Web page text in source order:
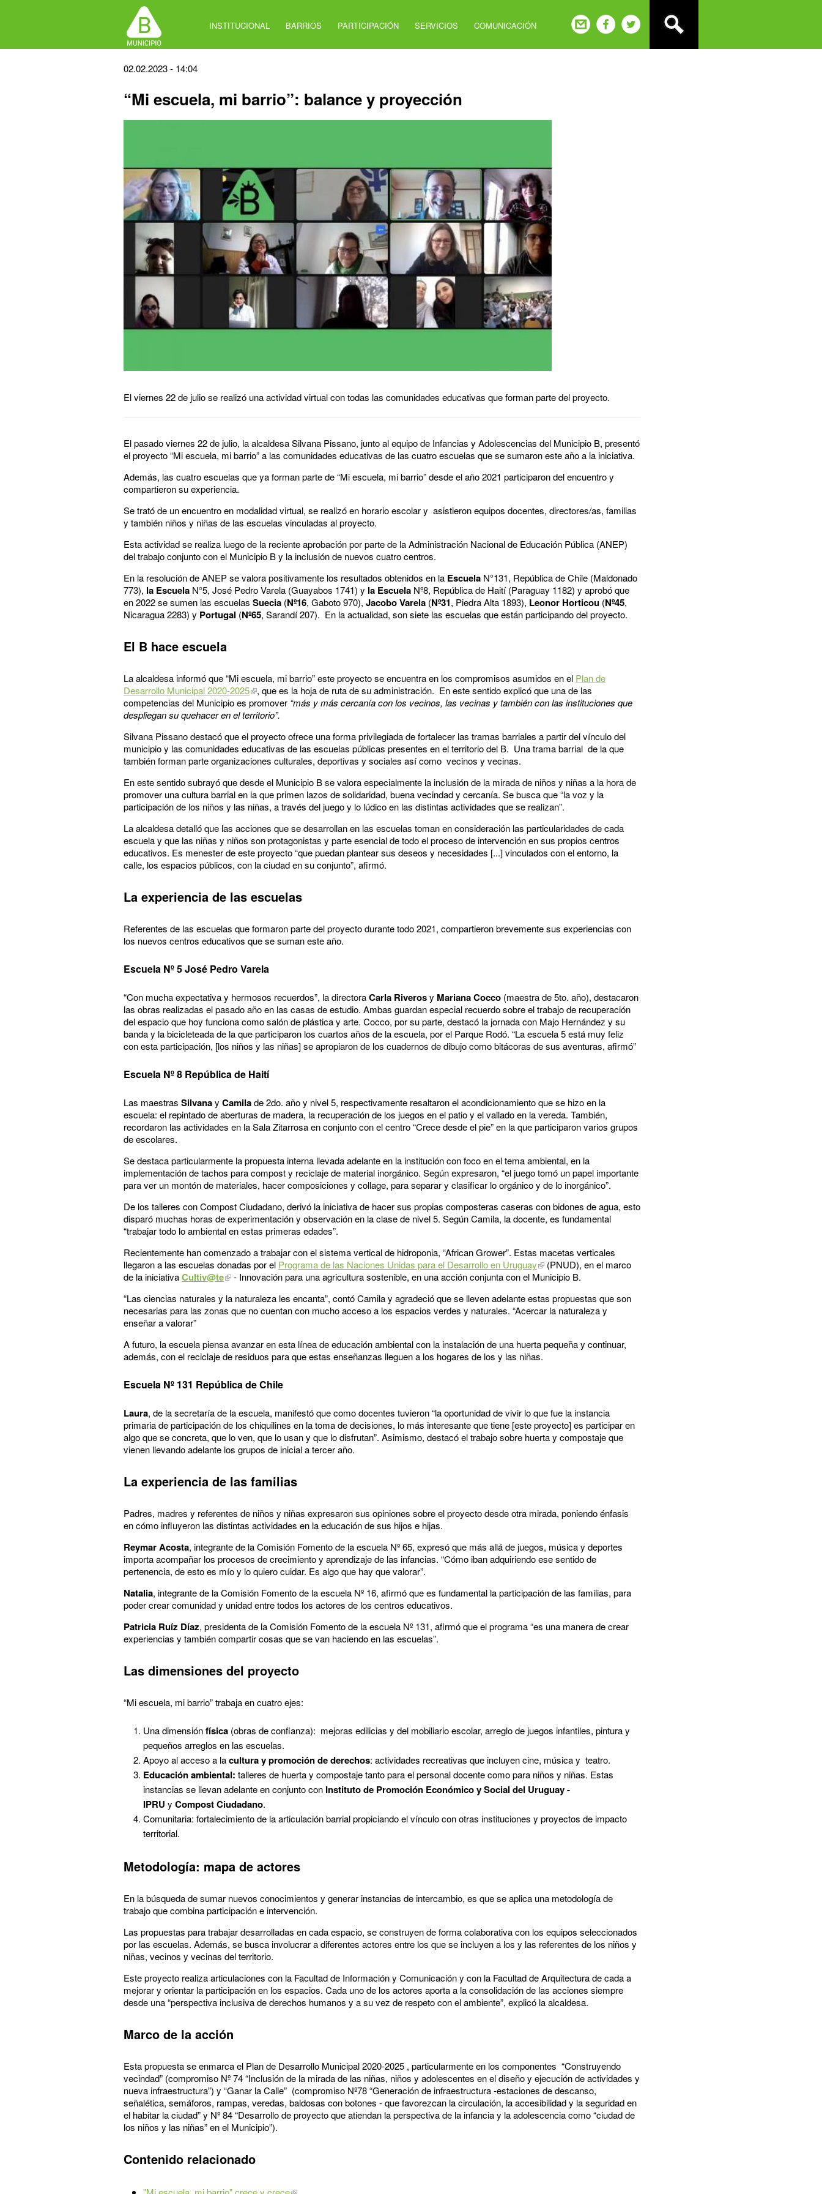
INSTITUCIONAL BARRIOS PARTICIPACIÓN SERVICIOS COMUNICACIÓN
Back
top
02.02.2023 - 14:04
“Mi escuela, mi barrio”: balance y proyección
El viernes 22 de julio se realizó una actividad virtual con todas las comunidades educativas que forman parte del proyecto.
El pasado viernes 22 de julio, la alcaldesa Silvana Pissano, junto al equipo de Infancias y Adolescencias del Municipio B, presentó
el proyecto “Mi escuela, mi barrio” a las comunidades educativas de las cuatro escuelas que se sumaron este año a la iniciativa.
Además, las cuatro escuelas que ya forman parte de “Mi escuela, mi barrio” desde el año 2021 participaron del encuentro y
compartieron su experiencia.
Se trató de un encuentro en modalidad virtual, se realizó en horario escolar y asistieron equipos docentes, directores/as, familias
y también niños y niñas de las escuelas vinculadas al proyecto.
Esta actividad se realiza luego de la reciente aprobación por parte de la Administración Nacional de Educación Pública (ANEP)
del trabajo conjunto con el Municipio B y la inclusión de nuevos cuatro centros.
En la resolución de ANEP se valora positivamente los resultados obtenidos en la Escuela N°131, República de Chile (Maldonado
773), la Escuela N°5, José Pedro Varela (Guayabos 1741) y la Escuela Nº8, República de Haití (Paraguay 1182) y aprobó que
en 2022 se sumen las escuelas Suecia (Nº16, Gaboto 970), Jacobo Varela (Nº31, Piedra Alta 1893), Leonor Horticou (Nº45,
Nicaragua 2283) y Portugal (Nº65, Sarandí 207). En la actualidad, son siete las escuelas que están participando del proyecto.
El B hace escuela
La alcaldesa informó que “Mi escuela, mi barrio” este proyecto se encuentra en los compromisos asumidos en el Plan de
Desarrollo Municipal 2020-2025
, que es la hoja de ruta de su administración. En este sentido explicó que una de las
competencias del Municipio es promover “más y más cercanía con los vecinos, las vecinas y también con las instituciones que
despliegan su quehacer en el territorio”.
Silvana Pissano destacó que el proyecto ofrece una forma privilegiada de fortalecer las tramas barriales a partir del vínculo del
municipio y las comunidades educativas de las escuelas públicas presentes en el territorio del B. Una trama barrial de la que
también forman parte organizaciones culturales, deportivas y sociales así como vecinos y vecinas.
En este sentido subrayó que desde el Municipio B se valora especialmente la inclusión de la mirada de niños y niñas a la hora de
promover una cultura barrial en la que primen lazos de solidaridad, buena vecindad y cercanía. Se busca que “la voz y la
participación de los niños y las niñas, a través del juego y lo lúdico en las distintas actividades que se realizan”.
La alcaldesa detalló que las acciones que se desarrollan en las escuelas toman en consideración las particularidades de cada
escuela y que las niñas y niños son protagonistas y parte esencial de todo el proceso de intervención en sus propios centros
educativos. Es menester de este proyecto “que puedan plantear sus deseos y necesidades [...] vinculados con el entorno, la
calle, los espacios públicos, con la ciudad en su conjunto”, afirmó.
La experiencia de las escuelas
Referentes de las escuelas que formaron parte del proyecto durante todo 2021, compartieron brevemente sus experiencias con
los nuevos centros educativos que se suman este año.
Escuela Nº 5 José Pedro Varela
“Con mucha expectativa y hermosos recuerdos”, la directoraCarla Riverosy Mariana Cocco (maestra de 5to. año), destacaron
las obras realizadas el pasado año en las casas de estudio. Ambas guardan especial recuerdo sobre el trabajo de recuperación
del espacio que hoy funciona como salón de plástica y arte. Cocco, por su parte, destacó la jornada con Majo Hernández y su
banda y la bicicleteada de la que participaron los cuartos años de la escuela, por el Parque Rodó. “La escuela 5 está muy feliz
con esta participación, [los niños y las niñas] se apropiaron de los cuadernos de dibujo como bitácoras de sus aventuras, afirmó”
Escuela Nº 8 República de Haití
Las maestras Silvanay Camilade 2do. año y nivel 5, respectivamente resaltaron el acondicionamiento que se hizo en la
escuela: el repintado de aberturas de madera, la recuperación de los juegos en el patio y el vallado en la vereda. También,
recordaron las actividades en la Sala Zitarrosa en conjunto con el centro “Crece desde el pie” en la que participaron varios grupos
de escolares.
Se destaca particularmente la propuesta interna llevada adelante en la institución con foco en el tema ambiental, en la
implementación de tachos para compost y reciclaje de material inorgánico. Según expresaron, “el juego tomó un papel importante
para ver un montón de materiales, hacer composiciones y collage, para separar y clasificar lo orgánico y de lo inorgánico”.
De los talleres con Compost Ciudadano, derivó la iniciativa de hacer sus propias composteras caseras con bidones de agua, esto
disparó muchas horas de experimentación y observación en la clase de nivel 5. Según Camila, la docente, es fundamental
“trabajar todo lo ambiental en estas primeras edades”.
Recientemente han comenzado a trabajar con el sistema vertical de hidroponia, “African Grower”. Estas macetas verticales
llegaron a las escuelas donadas por el Programa de las Naciones Unidas para el Desarrollo en Uruguay
(PNUD), en el marco
de la iniciativaCultiv@te
- Innovación para una agricultura sostenible, en una acción conjunta con el Municipio B.
“Las ciencias naturales y la naturaleza les encanta”, contó Camila y agradeció que se lleven adelante estas propuestas que son
necesarias para las zonas que no cuentan con mucho acceso a los espacios verdes y naturales. “Acercar la naturaleza y
enseñar a valorar”
A futuro, la escuela piensa avanzar en esta línea de educación ambiental con la instalación de una huerta pequeña y continuar,
además, con el reciclaje de residuos para que estas enseñanzas lleguen a los hogares de los y las niñas.
Escuela Nº 131 República de Chile
Laura, de la secretaría de la escuela, manifestó que como docentes tuvieron “la oportunidad de vivir lo que fue la instancia
primaria de participación de los chiquilines en la toma de decisiones, lo más interesante que tiene [este proyecto] es participar en
algo que se concreta, que lo ven, que lo usan y que lo disfrutan”. Asimismo, destacó el trabajo sobre huerta y compostaje que
vienen llevando adelante los grupos de inicial a tercer año.
La experiencia de las familias
Padres, madres y referentes de niños y niñas expresaron sus opiniones sobre el proyecto desde otra mirada, poniendo énfasis
en cómo influyeron las distintas actividades en la educación de sus hijos e hijas.
Reymar Acosta, integrante de la Comisión Fomento de la escuela Nº 65, expresó que más allá de juegos, música y deportes
importa acompañar los procesos de crecimiento y aprendizaje de las infancias. “Cómo iban adquiriendo ese sentido de
pertenencia, de esto es mío y lo quiero cuidar. Es algo que hay que valorar”.
Natalia, integrante de la Comisión Fomento de la escuela Nº 16, afirmó que es fundamental la participación de las familias, para
poder crear comunidad y unidad entre todos los actores de los centros educativos.
Patricia Ruíz Díaz, presidenta de la Comisión Fomento de la escuela Nº 131, afirmó que el programa “es una manera de crear
experiencias y también compartir cosas que se van haciendo en las escuelas”.
Las dimensiones del proyecto
“Mi escuela, mi barrio” trabaja en cuatro ejes:
Una dimensiónfísica (obras de confianza): mejoras edilicias y del mobiliario escolar, arreglo de juegos infantiles, pintura y
pequeños arreglos en las escuelas.
Apoyo al acceso a lacultura y promoción de derechos: actividades recreativas que incluyen cine, música y teatro.
Educación ambiental: talleres de huerta y compostaje tanto para el personal docente como para niños y niñas. Estas
instancias se llevan adelante en conjunto con Instituto de Promoción Económico y Social del Uruguay -
IPRU y Compost Ciudadano.
Comunitaria: fortalecimiento de la articulación barrial propiciando el vínculo con otras instituciones y proyectos de impacto
territorial.
Metodología: mapa de actores
En la búsqueda de sumar nuevos conocimientos y generar instancias de intercambio, es que se aplica una metodología de
trabajo que combina participación e intervención.
Las propuestas para trabajar desarrolladas en cada espacio, se construyen de forma colaborativa con los equipos seleccionados
por las escuelas. Además, se busca involucrar a diferentes actores entre los que se incluyen a los y las referentes de los niños y
niñas, vecinos y vecinas del territorio.
Este proyecto realiza articulaciones con la Facultad de Información y Comunicación y con la Facultad de Arquitectura de cada a
mejorar y orientar la participación en los espacios. Cada uno de los actores aporta a la consolidación de las acciones siempre
desde una “perspectiva inclusiva de derechos humanos y a su vez de respeto con el ambiente”, explicó la alcaldesa.
Marco de la acción
Esta propuesta se enmarca el Plan de Desarrollo Municipal 2020-2025 , particularmente en los componentes “Construyendo
vecindad” (compromiso Nº 74 “Inclusión de la mirada de las niñas, niños y adolescentes en el diseño y ejecución de actividades y
nueva infraestructura”) y “Ganar la Calle” (compromiso Nº78 “Generación de infraestructura -estaciones de descanso,
señalética, semáforos, rampas, veredas, baldosas con botones - que favorezcan la circulación, la accesibilidad y la seguridad en
el habitar la ciudad” y Nº 84 “Desarrollo de proyecto que atiendan la perspectiva de la infancia y la adolescencia como “ciudad de
los niños y las niñas” en el Municipio”).
Contenido relacionado